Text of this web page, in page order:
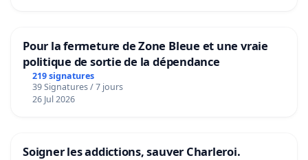
Pour la fermeture de Zone Bleue et une vraie
politique de sortie de la dépendance
219 signatures
39 Signatures / 7 jours
26 Jul 2026
Soigner les addictions, sauver Charleroi.